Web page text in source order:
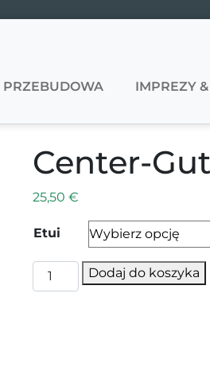
PRZEBUDOWA IMPREZY
Center-
25,50€
Etui
ilość Center-Gutschein 25€
Dodaj do koszyka